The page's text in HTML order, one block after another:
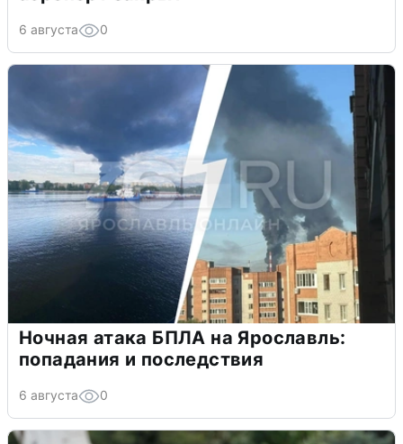
6 августа 0
Ночная атака БПЛА на Ярославль:
попадания и последствия
6 августа 0